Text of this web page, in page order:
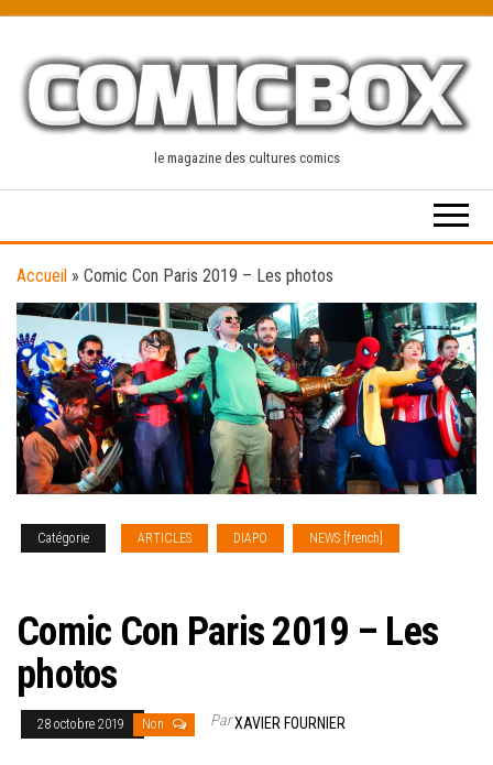
content
le magazine des cultures comics
Accueil » Comic Con Paris 2019 – Les photos
Catégorie ARTICLES DIAPO
NEWS [french]
Comic Con Paris 2019 – Les
photos
28 octobre 2019 Non ParXAVIER FOURNIER